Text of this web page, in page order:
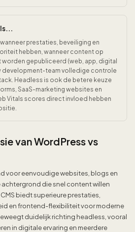
prestaties, beveiliging en
hebben, wanneer content op
gepubliceerd (web, app, digital
development-team volledige controle
Headless is ook de betere keuze
SaaS-marketing websites en
Vitals scores direct invloed hebben
van WordPress vs
voor eenvoudige websites, blogs en
die snel content willen
biedt superieure prestaties,
en frontend-flexibiliteit voor moderne
duidelijk richting headless, vooral
in digitale ervaring en meerdere